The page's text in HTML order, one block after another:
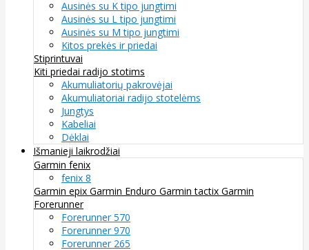
Ausinės su K tipo jungtimi
Ausinės su L tipo jungtimi
Ausinės su M tipo jungtimi
Kitos prekės ir priedai
Stiprintuvai
Kiti priedai radijo stotims
Akumuliatorių pakrovėjai
Akumuliatoriai radijo stotelėms
Jungtys
Kabeliai
Dėklai
Išmanieji laikrodžiai
Garmin fenix
fenix 8
Garmin epix Garmin Enduro Garmin tactix Garmin
Forerunner
Forerunner 570
Forerunner 970
Forerunner 265